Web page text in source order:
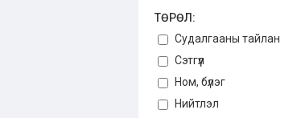
Авлига
Үндсэн хууль
Бусад
ТӨРӨЛ:
Судалгааны тайлан
Сэтгүүл
Ном, бүлэг
Нийтлэл